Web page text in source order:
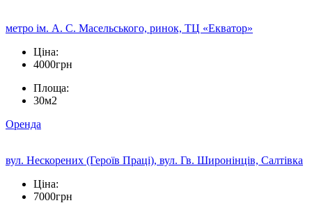
метро ім. А. С. Масельського, ринок, ТЦ «Екватор»
Ціна:
4000грн
Площа:
30м2
Оренда
вул. Нескорених (Героїв Праці), вул. Гв. Широнінців, Салтівка
Ціна:
7000грн